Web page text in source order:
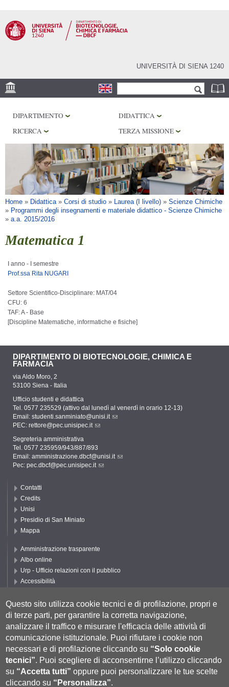
contenuto
principale
UNIVERSITÀ DI SIENA 1240
Form di ricerca
CENTRI DI RICERCA
LABORATORI
BIBLIOTECHE
SERVIZI
DIPARTIMENTO
DIDATTICA
RICERCA
TERZA MISSIONE
Tu sei qui
Home » Didattica» Corsi di studio » Laurea (I livello) » Scienze Chimiche
» Programmi degli insegnamenti e materiale didattico - Scienze Chimiche
» a.a. 2015/2016
Matematica 1
I anno - I semestre
Prof.ssa Rita NUGARI
Settore Scientifico-Disciplinare: MAT/04
CFU: 6
TAF: A - Base
[Discipline Matematiche, informatiche e fisiche]
DIPARTIMENTO DI BIOTECNOLOGIE, CHIMICA E
FARMACIA
via Aldo Moro, 2
53100 Siena - Italia
Ufficio studenti e didattica
Tel. 0577 235529 (attivo dal lunedì al venerdì in orario 12-13)
Email: studenti.sanminiato@unisi.it
PEC: rettore@pec.unisipec.it
Segreteria amministrativa
Tel. 0577 235959/943/887/893
Email: amministrazione.dbcf@unisi.it
Pec: pec.dbcf@pec.unisipec.it
Contatti
Credits
Unisi
Presidio di San Miniato
Mappa
Amministrazione trasparente
Albo online
Urp - Ufficio relazioni con il pubblico
Accessibilità
Cookie settings
Segui UNISI
Questo sito utilizza cookie tecnici e di profilazione, propri e
di terze parti, per garantire la corretta navigazione,
analizzare il traffico e misurare l'efficacia delle attività di
comunicazione istituzionale. Puoi rifiutare i cookie non
necessari e di profilazione cliccando su “Solo cookie
tecnici”. Puoi scegliere di acconsentirne l’utilizzo cliccando
su “Accetta tutti” oppure puoi personalizzare le tue scelte
cliccando su “Personalizza”.